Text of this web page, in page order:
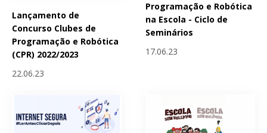
Lançamento de
Concurso Clubes de
Programação e Robótica
(CPR) 2022/2023
22.06.23
Programação e Robótica
na Escola - Ciclo de
Seminários
17.06.23